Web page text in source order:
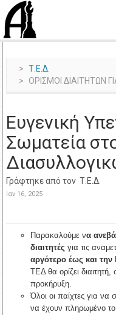
Τ.Ε.Δ.
ΟΡΙΣΜΟΙ ΔΙΑΙΤΗΤΩΝ
Ευγενική
Σωματεία
Γράφτηκε από τον Τ.Ε.Δ.
Ιαν 16, 2025
Παρακαλούμε να
διαιτητές για τις
αργότερο έως και την
ΤΕΔ θα ορίζει
προκήρυξη.
Όλοι οι παίχτες για
να έχουν πληρωμένο το